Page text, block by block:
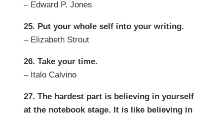
– Edward P. Jones
25. Put your whole self into your writing.
– Elizabeth Strout
26. Take your time.
– Italo Calvino
27. The hardest part is believing in yourself
at the notebook stage. It is like believing in